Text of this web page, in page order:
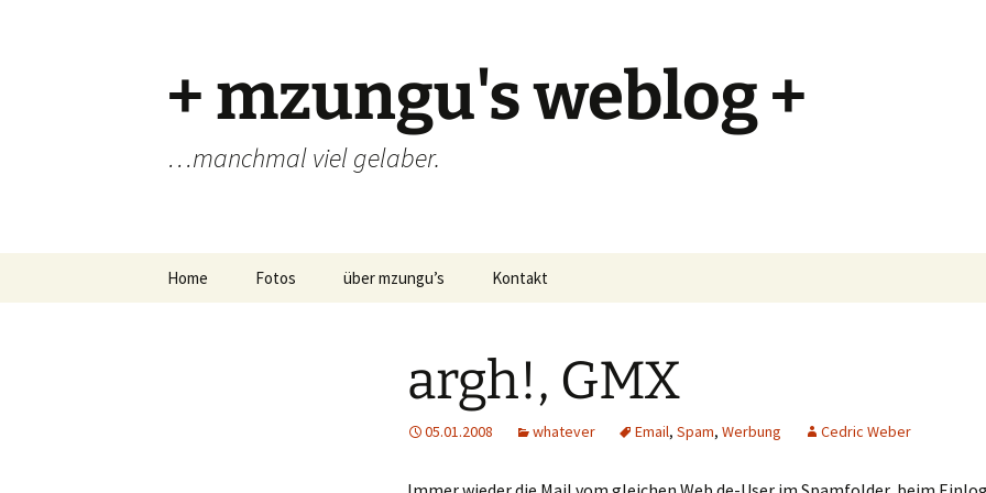
+ mzungu's weblog +
…manchmal viel gelaber.
Home Fotos über mzungu’s Kontakt
argh!, GMX
05.01.2008 whatever Email, Spam, Werbung Cedric Weber